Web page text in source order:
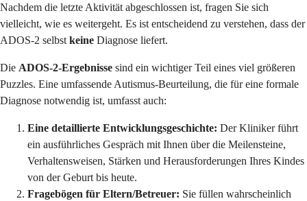
Nachdem die letzte Aktivität abgeschlossen ist, fragen Sie sich
vielleicht, wie es weitergeht. Es ist entscheidend zu verstehen, dass der
ADOS-2 selbstkeine Diagnose liefert.
Die ADOS-2-Ergebnisse sind ein wichtiger Teil eines viel größeren
Puzzles. Eine umfassende Autismus-Beurteilung, die für eine formale
Diagnose notwendig ist, umfasst auch:
Eine detaillierte Entwicklungsgeschichte: Der Kliniker führt
ein ausführliches Gespräch mit Ihnen über die Meilensteine,
Verhaltensweisen, Stärken und Herausforderungen Ihres Kindes
von der Geburt bis heute.
Fragebögen für Eltern/Betreuer: Sie füllen wahrscheinlich